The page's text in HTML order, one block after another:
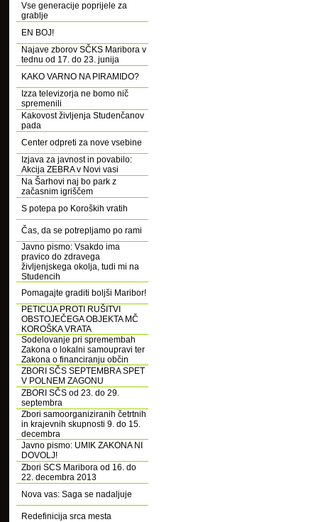
Vse generacije poprijele za
grablje
EN BOJ!
Najave zborov SČKS Maribora v
tednu od 17. do 23. junija
KAKO VARNO NA PIRAMIDO?
Izza televizorja ne bomo nič
spremenili
Kakovost življenja Studenčanov
pada
Center odpreti za nove vsebine
Izjava za javnost in povabilo:
Akcija ZEBRA v Novi vasi
Na Šarhovi naj bo park z
začasnim igriščem
S potepa po Koroških vratih
Čas, da se potrepljamo po rami
Javno pismo: Vsakdo ima
pravico do zdravega
življenjskega okolja, tudi mi na
Studencih
Pomagajte graditi boljši Maribor!
PETICIJA PROTI RUŠITVI
OBSTOJEČEGA OBJEKTA MČ
KOROŠKA VRATA
Sodelovanje pri spremembah
Zakona o lokalni samoupravi ter
Zakona o financiranju občin
ZBORI SČS SEPTEMBRA SPET
V POLNEM ZAGONU
ZBORI SČS od 23. do 29.
septembra
Zbori samoorganiziranih četrtnih
in krajevnih skupnosti 9. do 15.
decembra
Javno pismo: UMIK ZAKONA NI
DOVOLJ!
Zbori SCS Maribora od 16. do
22. decembra 2013
Nova vas: Saga se nadaljuje
Redefinicija srca mesta